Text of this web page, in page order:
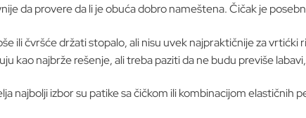
da provere da li je obuća dobro nameštena. Čičak je
ili čvršće držati stopalo, ali nisu uvek najpraktičnije za
kao najbrže rešenje, ali treba paziti da ne budu previše
najbolji izbor su patike sa čičkom ili kombinacijom elastičnih